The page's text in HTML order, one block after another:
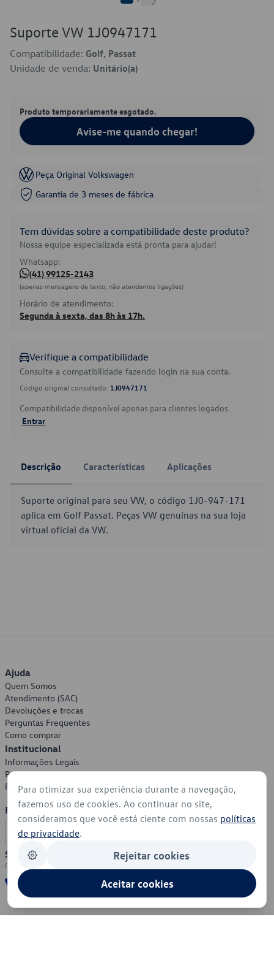
Suporte VW 1J0947171
Compatibilidade: Golf, Passat
Unidade de venda: Unitário(a)
Produto temporariamente esgotado.
Avise-me quando chegar!
Peça Original Volkswagen
Garantia de 3 meses de fábrica
Tem dúvidas sobre a compatibilidade deste produto?
Nossa equipe especializada está pronta para ajudar!
Whatsapp:
(41) 99125-2143
(apenas mensagens de texto, não atendemos ligações)
Horário de atendimento:
Segunda à sexta, das 8h às 17h.
Verifique a compatibilidade
Consulte a compatibilidade fazendo login na sua conta.
Código original consultado: 1J0947171
Compatibilidade disponível apenas para clientes logados.
Entrar
Descrição Características Aplicações
Suporte original para seu VW, o código 1J0-947-171
aplica em Golf Passat. Peças VW genuínas na sua loja
virtual oficial da VW.
Ajuda
Quem Somos
Atendimento (SAC)
Devoluções e trocas
Perguntas Frequentes
Como comprar
Institucional
Informações Legais
Política de Privacidade
Política de Cookies
Formas de Pagamento
Segurança
Para otimizar sua experiência durante a navegação,
fazemos uso de cookies. Ao continuar no site,
consideramos que você está ciente com nossas políticas
de privacidade.
Rejeitar cookies
Aceitar cookies